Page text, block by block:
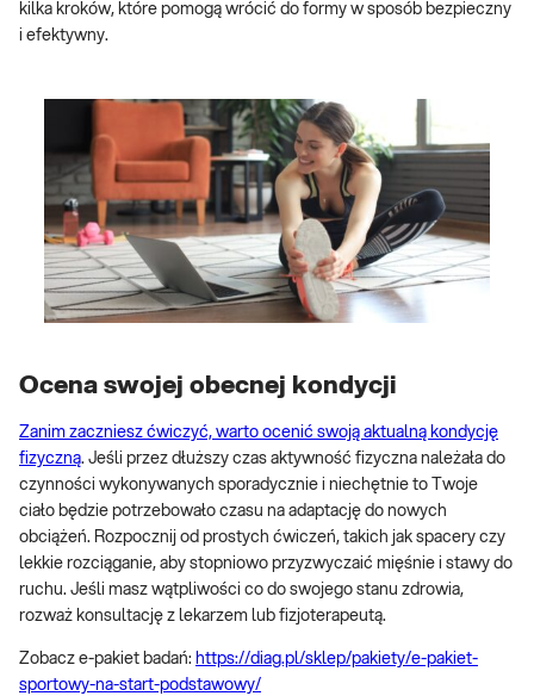
kilka kroków, które pomogą wrócić do formy w sposób bezpieczny
i efektywny.
Ocena swojej obecnej kondycji
Zanim zaczniesz ćwiczyć, warto ocenić swoją aktualną kondycję
fizyczną. Jeśli przez dłuższy czas aktywność fizyczna należała do
czynności wykonywanych sporadycznie i niechętnie to Twoje
ciało będzie potrzebowało czasu na adaptację do nowych
obciążeń. Rozpocznij od prostych ćwiczeń, takich jak spacery czy
lekkie rozciąganie, aby stopniowo przyzwyczaić mięśnie i stawy do
ruchu. Jeśli masz wątpliwości co do swojego stanu zdrowia,
rozważ konsultację z lekarzem lub fizjoterapeutą.
Zobacz e-pakiet badań: https://diag.pl/sklep/pakiety/e-pakiet-
sportowy-na-start-podstawowy/